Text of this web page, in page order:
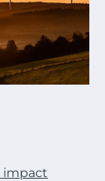
impact